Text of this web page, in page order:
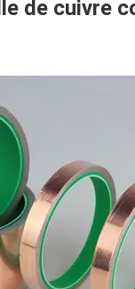
de cuivre